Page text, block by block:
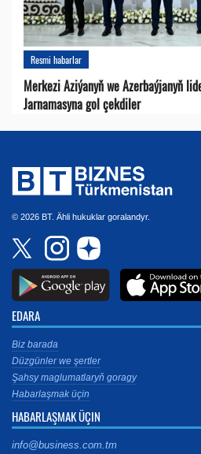
Resmi habarlar
Merkezi Aziýanyň we Azerbaýjanyň
Jarnamasyna gol çekdiler
© 2026 BT. Ähli hukuklar goralandyr.
EDARA
Biz barada
Düzgünler we şertler
Şahsy maglumatlaryň goragy
Habarlaşmak üçin
HABARLAŞMAK ÜÇIN
info@business.com.tm